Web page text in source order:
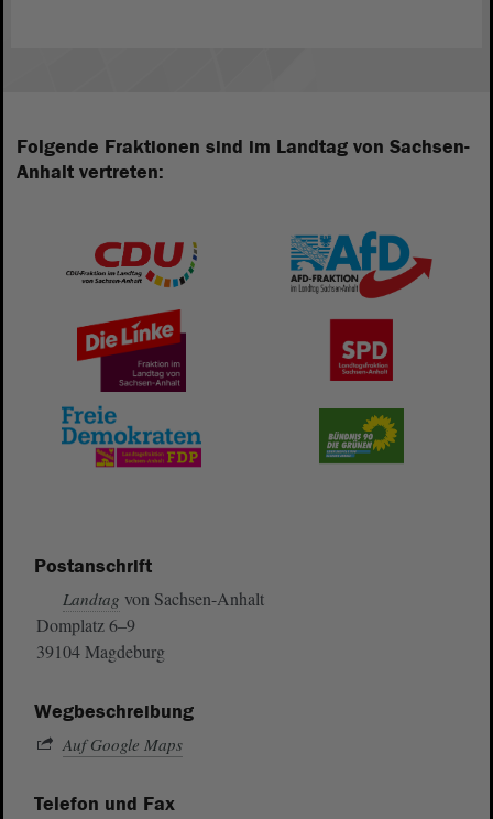
Folgende Fraktionen sind im Landtag von Sachsen-
Anhalt vertreten:
Postanschrift
Landtag von Sachsen-Anhalt
Domplatz 6–9
39104 Magdeburg
Wegbeschreibung
Auf Google Maps
Telefon und Fax